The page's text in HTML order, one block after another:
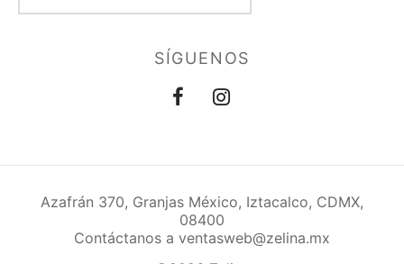
SÍGUENOS
Azafrán 370, Granjas México, Iztacalco, CDMX,
08400
Contáctanos a ventasweb@zelina.mx